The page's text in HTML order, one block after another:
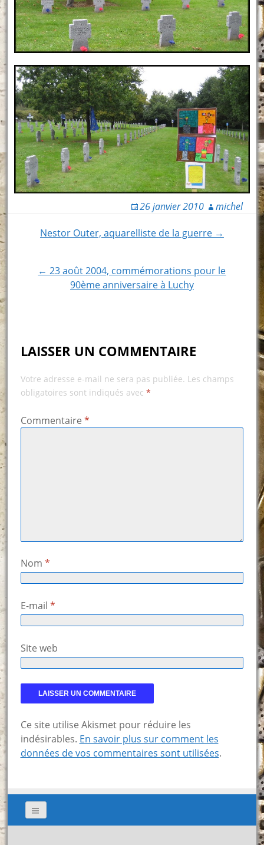
26 janvier 2010 michel
Post
navigation
Nestor Outer, aquarelliste de la guerre →
← 23 août 2004, commémorations pour le
90ème anniversaire à Luchy
LAISSER UN COMMENTAIRE
Votre adresse e-mail ne sera pas publiée. Les champs
obligatoires sont indiqués avec *
Commentaire *
Nom *
E-mail *
Site web
Ce site utilise Akismet pour réduire les
indésirables. En savoir plus sur comment les
données de vos commentaires sont utilisées.